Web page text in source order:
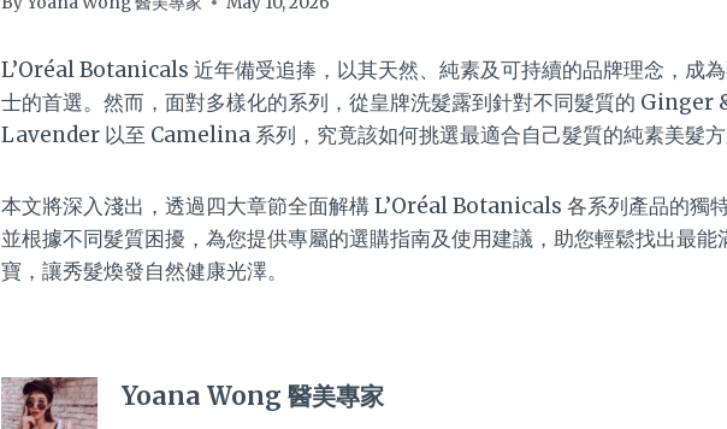
L’Oréal Botanicals 近年備受追捧，以其天然、純素及可持續的品牌理念，成
士的首選。然而，面對多樣化的系列，從皇牌洗髮露到針對不同髮質的 Ginger
Lavender 以至 Camelina 系列，究竟該如何挑選最適合自己髮質的純素美髮方
本文將深入淺出，透過四大章節全面解構 L’Oréal Botanicals 各系列產品的獨
並根據不同髮質困擾，為您提供專屬的選購指南及使用建議，助您輕鬆找出最
寶，讓秀髮煥發自然健康光澤。
Yoana Wong 醫美專家